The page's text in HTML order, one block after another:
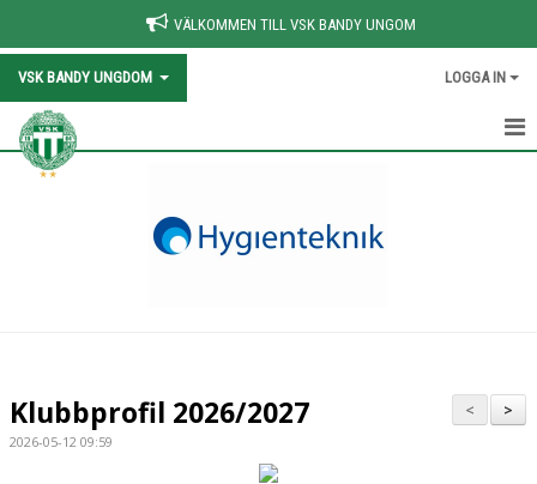
VÄLKOMMEN TILL VSK BANDY UNGOM
VSK BANDY UNGDOM LOGGA IN
HEM
KOMMANDE MATCHER & RESULTAT
>
<
Klubbprofil 2026/2027
2026-05-12 09:59